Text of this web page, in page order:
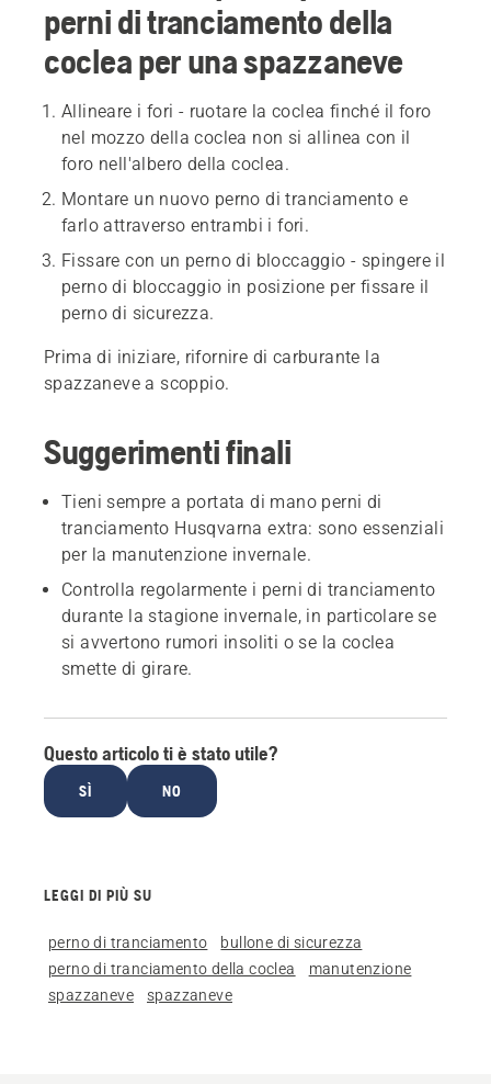
perni di tranciamento della
coclea per una spazzaneve
Allineare i fori - ruotare la coclea finché il foro
nel mozzo della coclea non si allinea con il
foro nell'albero della coclea.
Montare un nuovo perno di tranciamento e
farlo attraverso entrambi i fori.
Fissare con un perno di bloccaggio - spingere il
perno di bloccaggio in posizione per fissare il
perno di sicurezza.
Prima di iniziare, rifornire di carburante la
spazzaneve a scoppio.
Suggerimenti finali
Tieni sempre a portata di mano perni di
tranciamento Husqvarna extra: sono essenziali
per la manutenzione invernale.
Controlla regolarmente i perni di tranciamento
durante la stagione invernale, in particolare se
si avvertono rumori insoliti o se la coclea
smette di girare.
Questo articolo ti è stato utile?
SÌ NO
LEGGI DI PIÙ SU
perno di tranciamento
bullone di sicurezza
perno di tranciamento della coclea
manutenzione
spazzaneve
spazzaneve